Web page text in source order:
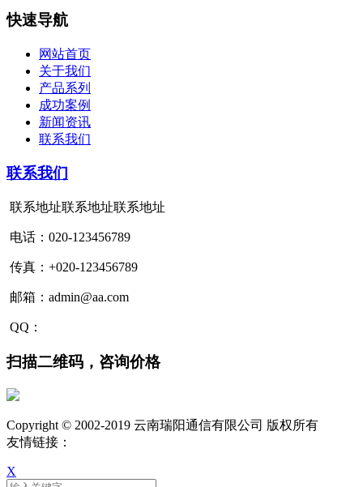
快速导航
网站首页
关于我们
产品系列
成功案例
新闻资讯
联系我们
联系我们
联系地址联系地址联系地址
电话：020-123456789
传真：+020-123456789
邮箱：admin@aa.com
QQ：
扫描二维码，咨询价格
Copyright © 2002-2019 云南瑞阳通信有限公司 版权所有
友情链接：
X